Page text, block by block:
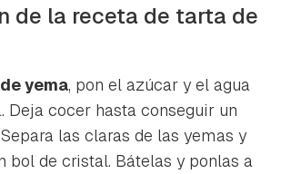
de la receta de tarta de
yema, pon el azúcar y el agua
Deja cocer hasta conseguir un
las claras de las yemas y
bol de cristal. Bátelas y ponlas a